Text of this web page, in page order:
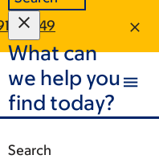
5249
What can
we help you
find today?
Search